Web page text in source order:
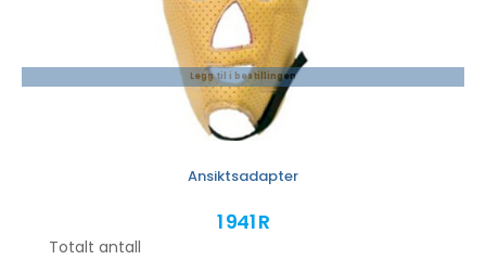
Legg til i bestillingen
Ansiktsadapter
1 941 R
Totalt antall